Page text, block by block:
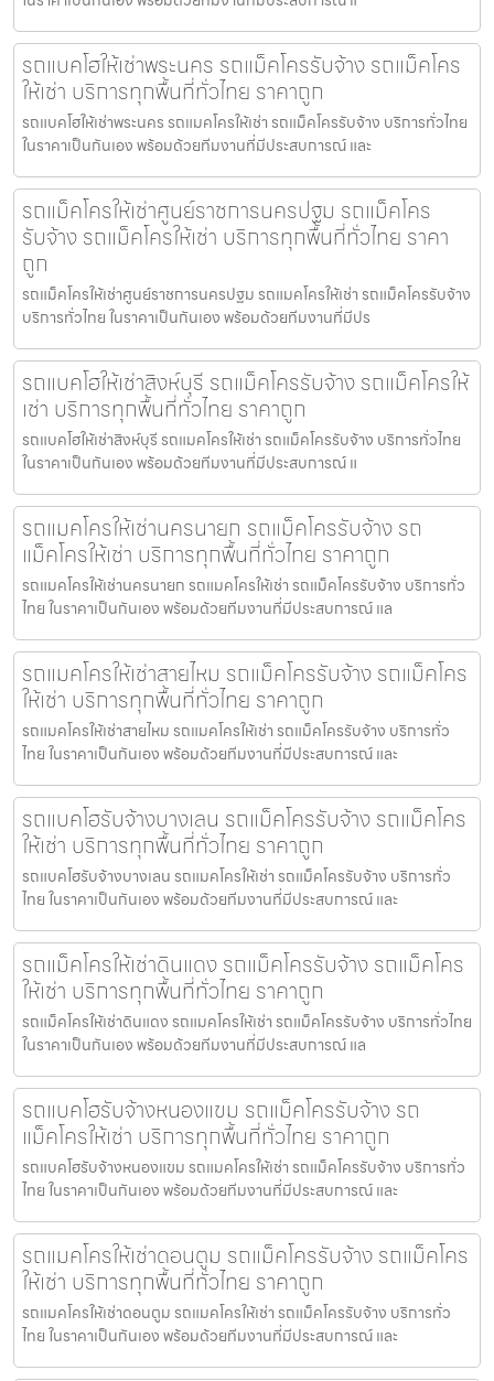
รถแบคโฮให้เช่าพระนคร รถแม็คโครรับจ้าง รถแม็คโคร
ให้เช่า บริการทุกพื้นที่ทั่วไทย ราคาถูก
รถแบคโฮให้เช่าพระนคร รถแมคโครให้เช่า รถแม็คโครรับจ้าง บริการทั่วไทย
ในราคาเป็นกันเอง พร้อมด้วยทีมงานที่มีประสบการณ์ และ
รถแม็คโครให้เช่าศูนย์ราชการนครปฐม รถแม็คโคร
รับจ้าง รถแม็คโครให้เช่า บริการทุกพื้นที่ทั่วไทย ราคา
ถูก
รถแม็คโครให้เช่าศูนย์ราชการนครปฐม รถแมคโครให้เช่า รถแม็คโครรับจ้าง
บริการทั่วไทย ในราคาเป็นกันเอง พร้อมด้วยทีมงานที่มีปร
รถแบคโฮให้เช่าสิงห์บุรี รถแม็คโครรับจ้าง รถแม็คโครให้
เช่า บริการทุกพื้นที่ทั่วไทย ราคาถูก
รถแบคโฮให้เช่าสิงห์บุรี รถแมคโครให้เช่า รถแม็คโครรับจ้าง บริการทั่วไทย
ในราคาเป็นกันเอง พร้อมด้วยทีมงานที่มีประสบการณ์ แ
รถแมคโครให้เช่านครนายก รถแม็คโครรับจ้าง รถ
แม็คโครให้เช่า บริการทุกพื้นที่ทั่วไทย ราคาถูก
รถแมคโครให้เช่านครนายก รถแมคโครให้เช่า รถแม็คโครรับจ้าง บริการทั่ว
ไทย ในราคาเป็นกันเอง พร้อมด้วยทีมงานที่มีประสบการณ์ แล
รถแมคโครให้เช่าสายไหม รถแม็คโครรับจ้าง รถแม็คโคร
ให้เช่า บริการทุกพื้นที่ทั่วไทย ราคาถูก
รถแมคโครให้เช่าสายไหม รถแมคโครให้เช่า รถแม็คโครรับจ้าง บริการทั่ว
ไทย ในราคาเป็นกันเอง พร้อมด้วยทีมงานที่มีประสบการณ์ และ
รถแบคโฮรับจ้างบางเลน รถแม็คโครรับจ้าง รถแม็คโคร
ให้เช่า บริการทุกพื้นที่ทั่วไทย ราคาถูก
รถแบคโฮรับจ้างบางเลน รถแมคโครให้เช่า รถแม็คโครรับจ้าง บริการทั่ว
ไทย ในราคาเป็นกันเอง พร้อมด้วยทีมงานที่มีประสบการณ์ และ
รถแม็คโครให้เช่าดินแดง รถแม็คโครรับจ้าง รถแม็คโคร
ให้เช่า บริการทุกพื้นที่ทั่วไทย ราคาถูก
รถแม็คโครให้เช่าดินแดง รถแมคโครให้เช่า รถแม็คโครรับจ้าง บริการทั่วไทย
ในราคาเป็นกันเอง พร้อมด้วยทีมงานที่มีประสบการณ์ แล
รถแบคโฮรับจ้างหนองแขม รถแม็คโครรับจ้าง รถ
แม็คโครให้เช่า บริการทุกพื้นที่ทั่วไทย ราคาถูก
รถแบคโฮรับจ้างหนองแขม รถแมคโครให้เช่า รถแม็คโครรับจ้าง บริการทั่ว
ไทย ในราคาเป็นกันเอง พร้อมด้วยทีมงานที่มีประสบการณ์ และ
รถแมคโครให้เช่าดอนตูม รถแม็คโครรับจ้าง รถแม็คโคร
ให้เช่า บริการทุกพื้นที่ทั่วไทย ราคาถูก
รถแมคโครให้เช่าดอนตูม รถแมคโครให้เช่า รถแม็คโครรับจ้าง บริการทั่ว
ไทย ในราคาเป็นกันเอง พร้อมด้วยทีมงานที่มีประสบการณ์ และ